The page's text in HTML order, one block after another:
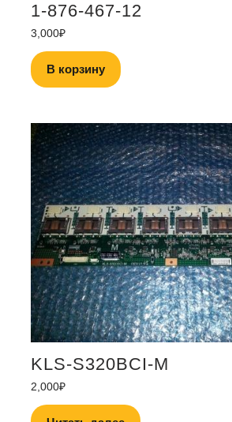
1-876-467-12
3,000₽
В корзину
KLS-S320BCI-M
2,000₽